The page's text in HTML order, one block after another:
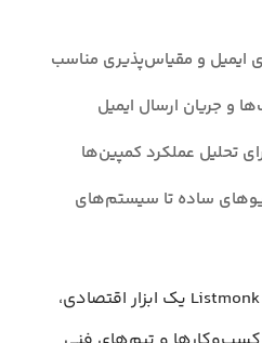
ایمیل و مقیاس‌پذیری مناسب
و جریان ارسال ایمیل
تحلیل عملکرد کمپین‌ها
ساده تا سیستم‌های
با توجه به این ویژگی‌ها، Listmonk یک ابزار اقتصادی،